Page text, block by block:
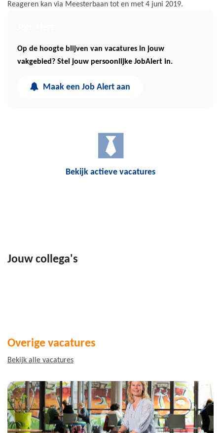
Reageren kan via Meesterbaan tot en met 4 juni 2019.
Op de hoogte blijven van vacatures in jouw
vakgebied? Stel jouw persoonlijke JobAlert in.
Maak een Job Alert aan
Bekijk actieve vacatures
Jouw collega's
Overige vacatures
Bekijk alle vacatures